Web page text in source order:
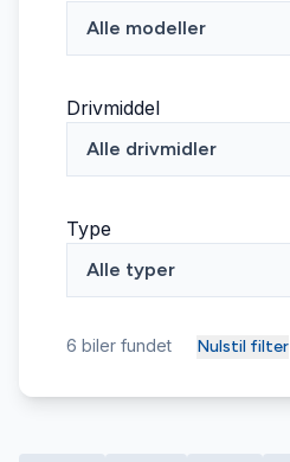
Alle modeller
Drivmiddel
Alle drivmidler
Type
Alle typer
6 biler fundet Nulstil filter